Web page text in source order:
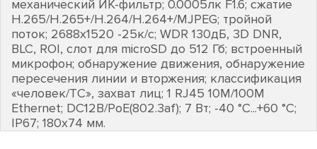
механический ИК-фильтр; 0.0005лк F1.6; сжатие
H.265/H.265+/H.264/H.264+/MJPEG; тройной
поток; 2688х1520 -25к/с; WDR 130дБ, 3D DNR,
BLC, ROI, слот для microSD до 512 Гб; встроенный
микрофон; обнаружение движения, обнаружение
пересечения линии и вторжения; классификация
«человек/ТС», захват лиц; 1 RJ45 10M/100M
Ethernet; DC12В/PoE(802.3af); 7 Вт; -40 °C...+60 °C;
IP67; 180х74 мм.